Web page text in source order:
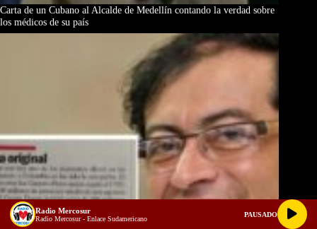
Carta de un Cubano al Alcalde de Medellín contando la verdad sobre
los médicos de su país
Radio Mercosur
Radio Mercosur - Enlace Sudamericano
PAUSADO